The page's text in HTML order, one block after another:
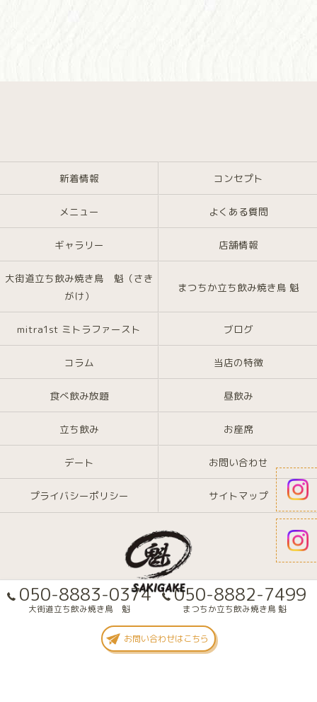
050-8883-0374
大街道立ち飲み焼き鳥 魁
050-8882-7499
まつちか立ち飲み焼き鳥 魁
お問い合わせはこちら
新着情報 コンセプト
メニュー よくある質問
ギャラリー 店舗情報
大街道立ち飲み焼き鳥 魁（さき
がけ）
まつちか立ち飲み焼き鳥 魁
mitra1st ミトラファースト ブログ
コラム 当店の特徴
食べ飲み放題 昼飲み
立ち飲み お座席
デート お問い合わせ
プライバシーポリシー サイトマップ
© 2026 愛媛県大街道の焼き鳥なら大街道立ち飲み焼き鳥 魁(さきがけ) ALL
RIGHTS RESERVED.